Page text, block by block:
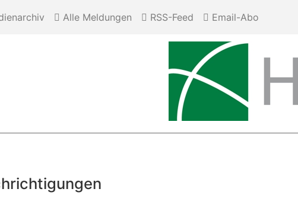
Alle Meldungen RSS-Feed Email-Abo